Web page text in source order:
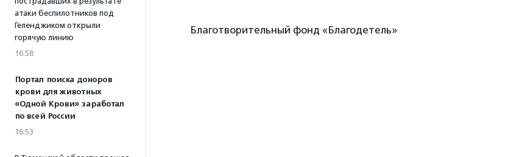
атаки беспилотников под
Геленджиком открыли
горячую линию
16:58
Портал поиска доноров
крови для животных
«Одной Крови» заработал
по всей России
16:53
Благотворительный фонд «Благодетель»